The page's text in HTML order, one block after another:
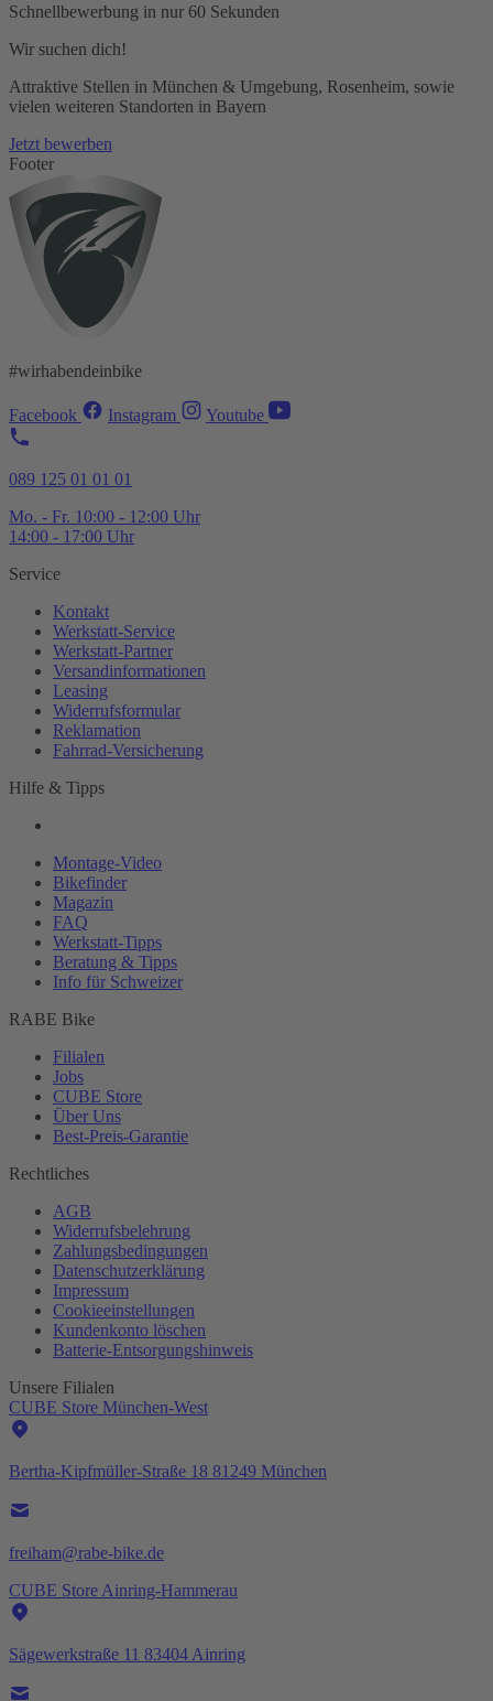
Schnellbewerbung in nur 60 Sekunden
Wir suchen dich!
Attraktive Stellen in München & Umgebung, Rosenheim, sowie
vielen weiteren Standorten in Bayern
Jetzt bewerben
Footer
#wirhabendeinbike
Facebook Instagram Youtube
089 125 01 01 01
Mo. - Fr. 10:00 - 12:00 Uhr
14:00 - 17:00 Uhr
Service
Kontakt
Werkstatt-Service
Werkstatt-Partner
Versandinformationen
Leasing
Widerrufsformular
Reklamation
Fahrrad-Versicherung
Hilfe & Tipps
Montage-Video
Bikefinder
Magazin
FAQ
Werkstatt-Tipps
Beratung & Tipps
Info für Schweizer
RABE Bike
Filialen
Jobs
CUBE Store
Über Uns
Best-Preis-Garantie
Rechtliches
AGB
Widerrufsbelehrung
Zahlungsbedingungen
Datenschutzerklärung
Impressum
Cookieeinstellungen
Kundenkonto löschen
Batterie-Entsorgungshinweis
Unsere Filialen
CUBE Store München-West
Bertha-Kipfmüller-Straße 18 81249 München
freiham@rabe-bike.de
CUBE Store Ainring-Hammerau
Sägewerkstraße 11 83404 Ainring